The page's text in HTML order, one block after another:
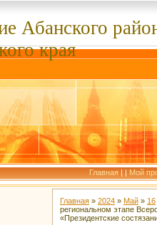
Абанского
края
Главная | | Мой
Главная » 2024 » Май » 16
региональном этапе
«Президентские